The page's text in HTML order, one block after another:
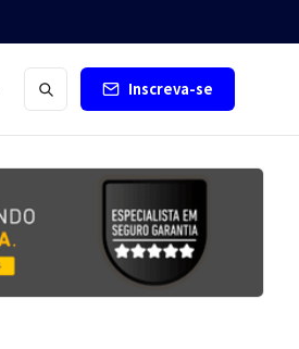
Inscreva-se